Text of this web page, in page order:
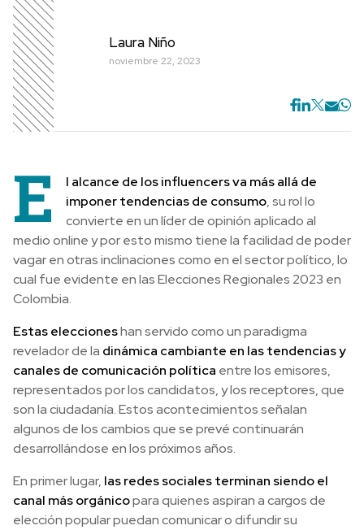
Laura Niño
noviembre 22, 2023
E
l alcance de los influencers va más allá de
imponer tendencias de consumo, su rol lo
convierte en un líder de opinión aplicado al
medio online y por esto mismo tiene la facilidad de poder
vagar en otras inclinaciones como en el sector político, lo
cual fue evidente en las Elecciones Regionales 2023 en
Colombia.
Estas eleccioneshan servido como un paradigma
revelador de la dinámica cambiante en las tendencias y
canales de comunicación política entre los emisores,
representados por los candidatos, y los receptores, que
son la ciudadanía. Estos acontecimientos señalan
algunos de los cambios que se prevé continuarán
desarrollándose en los próximos años.
En primer lugar, las redes sociales terminan siendo el
canal más orgánicopara quienes aspiran a cargos de
elección popular puedan comunicar o difundir su